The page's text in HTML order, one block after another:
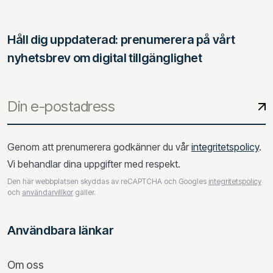
Håll dig uppdaterad: prenumerera på vårt
nyhetsbrev om digital tillgänglighet
Genom att prenumerera godkänner du vår integritetspolicy.
Vi behandlar dina uppgifter med respekt.
Den här webbplatsen skyddas av reCAPTCHA och Googles integritetspolicy
och användarvillkor gäller.
Användbara länkar
Om oss